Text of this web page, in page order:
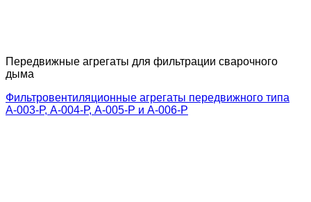
Передвижные агрегаты для фильтрации сварочного
дыма
Фильтровентиляционные агрегаты передвижного типа
А-003-Р, А-004-Р, А-005-P и А-006-Р